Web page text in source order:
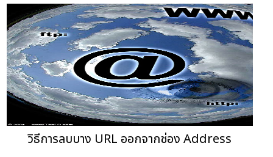
วิธีการลบบาง URL ออกจากช่อง Address